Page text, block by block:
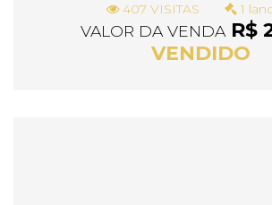
407 VISITAS 1
VALOR DA VENDAR$
VENDIDO